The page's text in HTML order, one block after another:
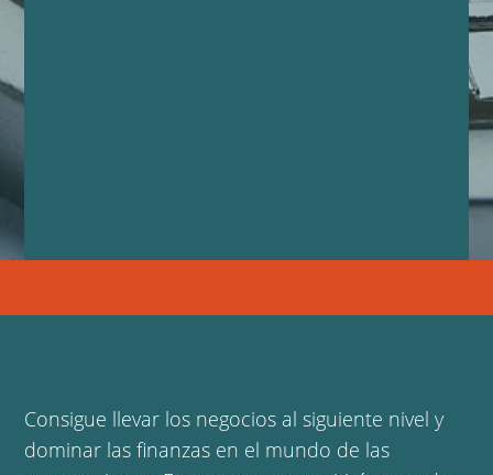
Consigue llevar los negocios al siguiente nivel y
dominar las finanzas en el mundo de las